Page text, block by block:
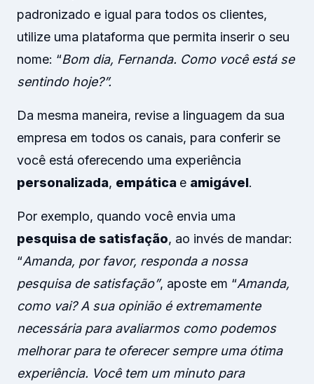
padronizado e igual para todos os clientes,
utilize uma plataforma que permita inserir o seu
nome: “Bom dia, Fernanda. Como você está se
sentindo hoje?”.
Da mesma maneira, revise a linguagem da sua
empresa em todos os canais, para conferir se
você está oferecendo uma experiência
personalizada, empática e amigável.
Por exemplo, quando você envia uma
pesquisa de satisfação, ao invés de mandar:
“Amanda, por favor, responda a nossa
pesquisa de satisfação”, aposte em “Amanda,
como vai? A sua opinião é extremamente
necessária para avaliarmos como podemos
melhorar para te oferecer sempre uma ótima
experiência. Você tem um minuto para